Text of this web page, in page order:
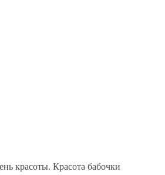
красоты. Красота бабочки